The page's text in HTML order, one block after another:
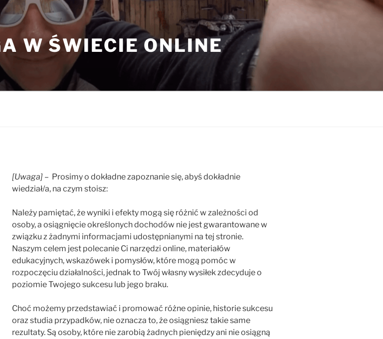
W ŚWIECIE ONLINE
[Uwaga]– Prosimy o dokładne zapoznanie się, abyś dokładnie
wiedział/a, na czym stoisz:
Należy pamiętać, że wyniki i efekty mogą się różnić w zależności od
osoby, a osiągnięcie określonych dochodów nie jest gwarantowane w
związku z żadnymi informacjami udostępnianymi na tej stronie.
Naszym celem jest polecanie Ci narzędzi online, materiałów
edukacyjnych, wskazówek i pomysłów, które mogą pomóc w
rozpoczęciu działalności, jednak to Twój własny wysiłek zdecyduje o
poziomie Twojego sukcesu lub jego braku.
Choć możemy przedstawiać i promować różne opinie, historie sukcesu
oraz studia przypadków, nie oznacza to, że osiągniesz takie same
rezultaty. Są osoby, które nie zarobią żadnych pieniędzy ani nie osiągną